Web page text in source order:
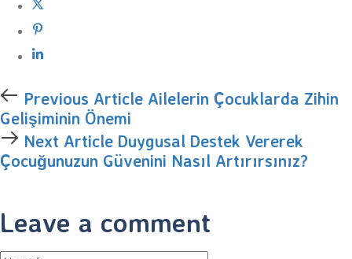
Previous Article Ailelerin Çocuklarda Zihin
Gelişiminin Önemi
Next Article Duygusal Destek Vererek
Çocuğunuzun Güvenini Nasıl Artırırsınız?
Leave a comment